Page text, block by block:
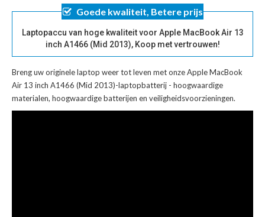
Goede kwaliteit, Betere prijs
Laptopaccu van hoge kwaliteit voor Apple MacBook Air 13
inch A1466 (Mid 2013), Koop met vertrouwen!
Breng uw originele laptop weer tot leven met onzeApple MacBook
Air 13 inch A1466 (Mid 2013)-laptopbatterij - hoogwaardige
materialen, hoogwaardige batterijen en veiligheidsvoorzieningen.